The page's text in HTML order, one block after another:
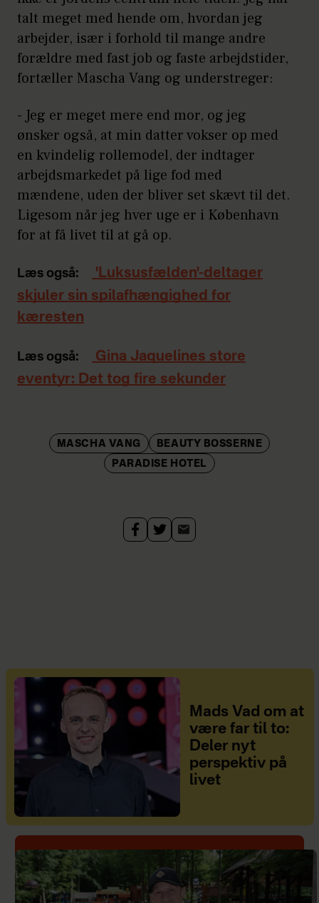
talt meget med hende om, hvordan jeg
arbejder, især i forhold til mange andre
forældre med fast job og faste arbejdstider,
fortæller Mascha Vang og understreger:
- Jeg er meget mere end mor, og jeg
ønsker også, at min datter vokser op med
en kvindelig rollemodel, der indtager
arbejdsmarkedet på lige fod med
mændene, uden der bliver set skævt til det.
Ligesom når jeg hver uge er i København
for at få livet til at gå op.
Læs også:
'Luksusfælden'-deltager
skjuler sin spilafhængighed for
kæresten
Læs også:
Gina Jaquelines store
eventyr: Det tog fire sekunder
MASCHA VANG
BEAUTY BOSSERNE
PARADISE HOTEL
Mads Vad om at
være far til to:
Deler nyt
perspektiv på
livet